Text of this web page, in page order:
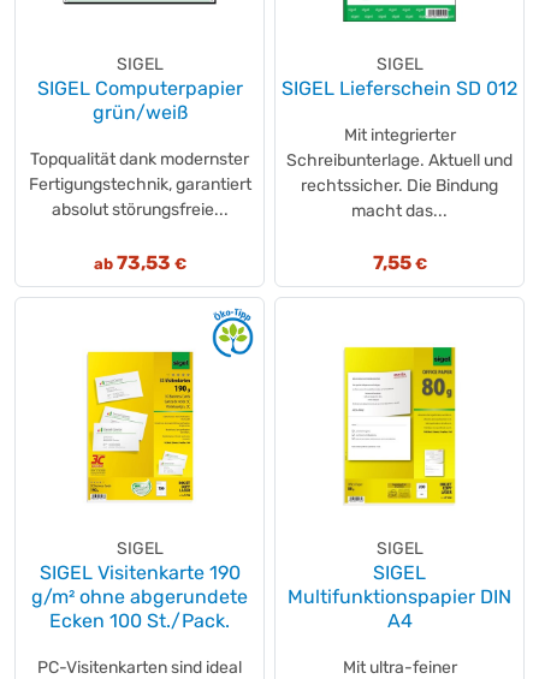
SIGEL
SIGEL Computerpapier
grün/weiß
Topqualität dank modernster
Fertigungstechnik, garantiert
absolut störungsfreie...
ab 73,53 €
SIGEL
SIGEL Lieferschein SD 012
Mit integrierter
Schreibunterlage. Aktuell und
rechtssicher. Die Bindung
macht das...
7,55€
SIGEL
SIGEL Visitenkarte 190
g/m² ohne abgerundete
Ecken 100 St./Pack.
PC-Visitenkarten sind ideal
SIGEL
SIGEL
Multifunktionspapier DIN
A4
Mit ultra-feiner